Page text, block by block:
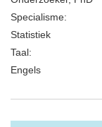
Specialisme:
Statistiek
Taal:
Engels